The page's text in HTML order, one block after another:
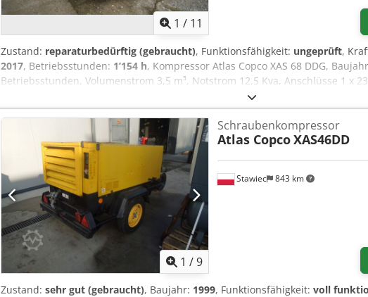
1 / 11
Zustand: reparaturbedürftig (gebraucht), Funktionsfähigkeit: ungeprüft,
2017, Betriebsstunden: 1’154 h, Kompressor Atlas Copco XAS 68 DDG,
Betriebsstunden, Volumenstrom 3,5 m³, Notstrom 12,5 Kva, Anschlüsse 1 x
Ser.Nr.YA3064303H0461812, Achse verbogen, Kompressor ist sonst
vorhanden Dcjdpfx Aey Aktaskvok
1 /9
Stawiec 843 km
Schraubenkompressor
Atlas CopcoXAS46DD
Zustand: sehr gut (gebraucht), Baujahr: 1999, Funktionsfähigkeit: voll